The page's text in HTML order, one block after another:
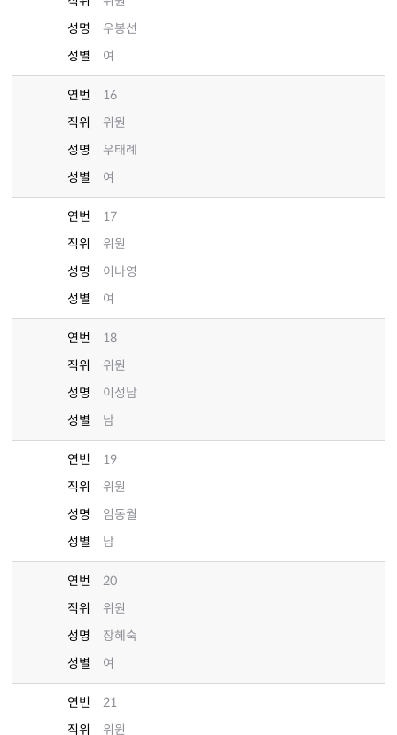
성명
우봉선
성별
여
연번
16
직위
위원
성명
우태례
성별
여
연번
17
직위
위원
성명
이나영
성별
여
연번
18
직위
위원
성명
이성남
성별
남
연번
19
직위
위원
성명
임동월
성별
남
연번
20
직위
위원
성명
장혜숙
성별
여
연번
21
직위
위원